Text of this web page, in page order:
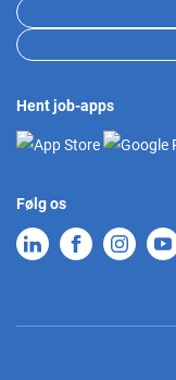
Hent job-apps
Følg os